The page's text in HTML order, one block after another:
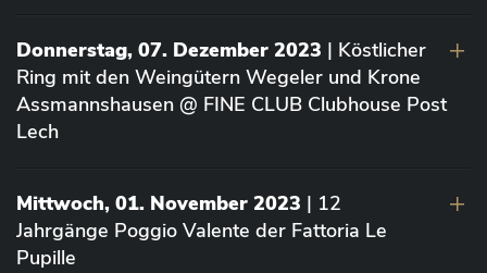
Donnerstag, 07. Dezember 2023 | Köstlicher
Ring mit den Weingütern Wegeler und Krone
Assmannshausen @ FINE CLUB Clubhouse Post
Lech
Mittwoch, 01. November 2023 | 12
Jahrgänge Poggio Valente der Fattoria Le
Pupille